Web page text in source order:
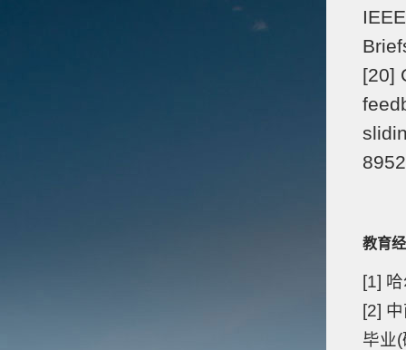
[20]
教育
[1]
[2]
毕业